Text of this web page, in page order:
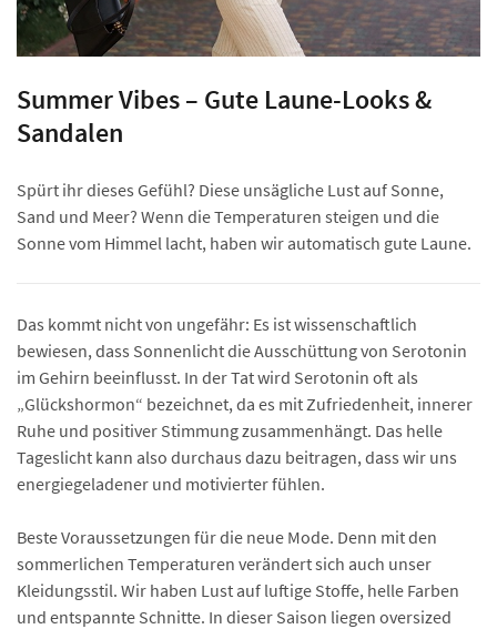
Summer Vibes – Gute Laune-Looks &
Sandalen
Spürt ihr dieses Gefühl? Diese unsägliche Lust auf Sonne,
Sand und Meer? Wenn die Temperaturen steigen und die
Sonne vom Himmel lacht, haben wir automatisch gute Laune.
Das kommt nicht von ungefähr: Es ist wissenschaftlich
bewiesen, dass Sonnenlicht die Ausschüttung von Serotonin
im Gehirn beeinflusst. In der Tat wird Serotonin oft als
„Glückshormon“ bezeichnet, da es mit Zufriedenheit, innerer
Ruhe und positiver Stimmung zusammenhängt. Das helle
Tageslicht kann also durchaus dazu beitragen, dass wir uns
energiegeladener und motivierter fühlen.
Beste Voraussetzungen für die neue Mode. Denn mit den
sommerlichen Temperaturen verändert sich auch unser
Kleidungsstil. Wir haben Lust auf luftige Stoffe, helle Farben
und entspannte Schnitte. In dieser Saison liegen oversized